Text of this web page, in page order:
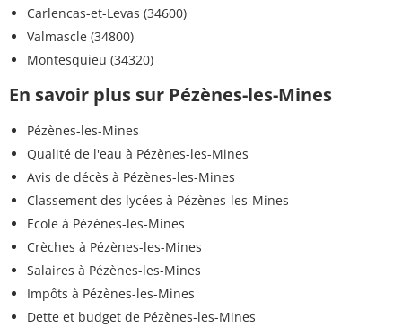
Carlencas-et-Levas (34600)
Valmascle (34800)
Montesquieu (34320)
En savoir plus sur Pézènes-les-Mines
Pézènes-les-Mines
Qualité de l'eau à Pézènes-les-Mines
Avis de décès à Pézènes-les-Mines
Classement des lycées à Pézènes-les-Mines
Ecole à Pézènes-les-Mines
Crèches à Pézènes-les-Mines
Salaires à Pézènes-les-Mines
Impôts à Pézènes-les-Mines
Dette et budget de Pézènes-les-Mines